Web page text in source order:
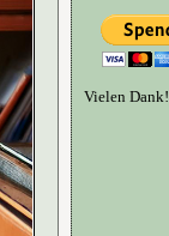
Vielen Dank!